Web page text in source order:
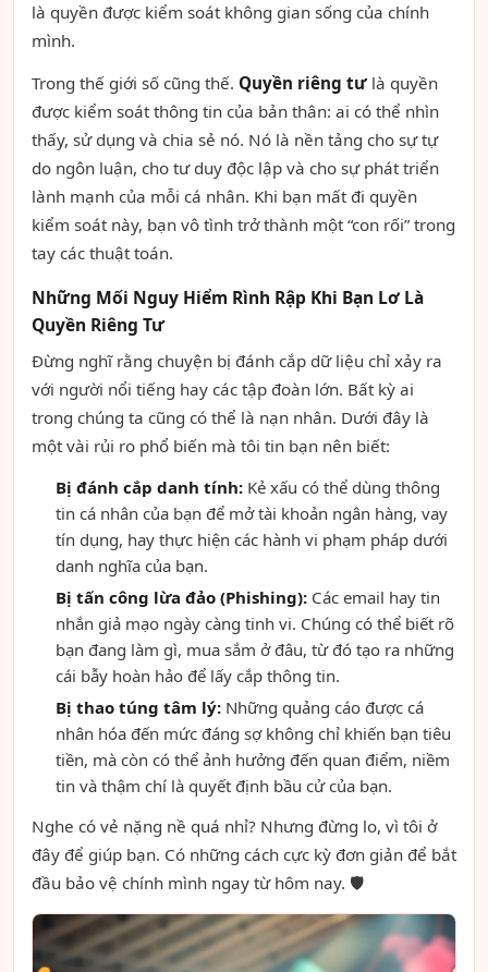
là quyền được kiểm soát không gian sống của chính
mình.
Trong thế giới số cũng thế. Quyền riêng tưlà quyền
được kiểm soát thông tin của bản thân: ai có thể nhìn
thấy, sử dụng và chia sẻ nó. Nó là nền tảng cho sự tự
do ngôn luận, cho tư duy độc lập và cho sự phát triển
lành mạnh của mỗi cá nhân. Khi bạn mất đi quyền
kiểm soát này, bạn vô tình trở thành một “con rối” trong
tay các thuật toán.
Những Mối Nguy Hiểm Rình Rập Khi Bạn Lơ Là
Quyền Riêng Tư
Đừng nghĩ rằng chuyện bị đánh cắp dữ liệu chỉ xảy ra
với người nổi tiếng hay các tập đoàn lớn. Bất kỳ ai
trong chúng ta cũng có thể là nạn nhân. Dưới đây là
một vài rủi ro phổ biến mà tôi tin bạn nên biết:
Bị đánh cắp danh tính: Kẻ xấu có thể dùng thông
tin cá nhân của bạn để mở tài khoản ngân hàng, vay
tín dụng, hay thực hiện các hành vi phạm pháp dưới
danh nghĩa của bạn.
Bị tấn công lừa đảo (Phishing): Các email hay tin
nhắn giả mạo ngày càng tinh vi. Chúng có thể biết rõ
bạn đang làm gì, mua sắm ở đâu, từ đó tạo ra những
cái bẫy hoàn hảo để lấy cắp thông tin.
Bị thao túng tâm lý: Những quảng cáo được cá
nhân hóa đến mức đáng sợ không chỉ khiến bạn tiêu
tiền, mà còn có thể ảnh hưởng đến quan điểm, niềm
tin và thậm chí là quyết định bầu cử của bạn.
Nghe có vẻ nặng nề quá nhỉ? Nhưng đừng lo, vì tôi ở
đây để giúp bạn. Có những cách cực kỳ đơn giản để bắt
đầu bảo vệ chính mình ngay từ hôm nay. 🛡️